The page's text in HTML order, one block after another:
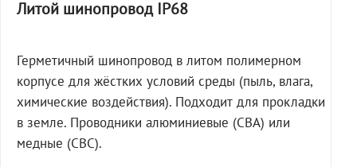
Литой шинопровод IP68
Герметичный шинопровод в литом полимерном
корпусе для жёстких условий среды (пыль, влага,
химические воздействия). Подходит для прокладки
в земле. Проводники алюминиевые (СВА) или
медные (СВС).